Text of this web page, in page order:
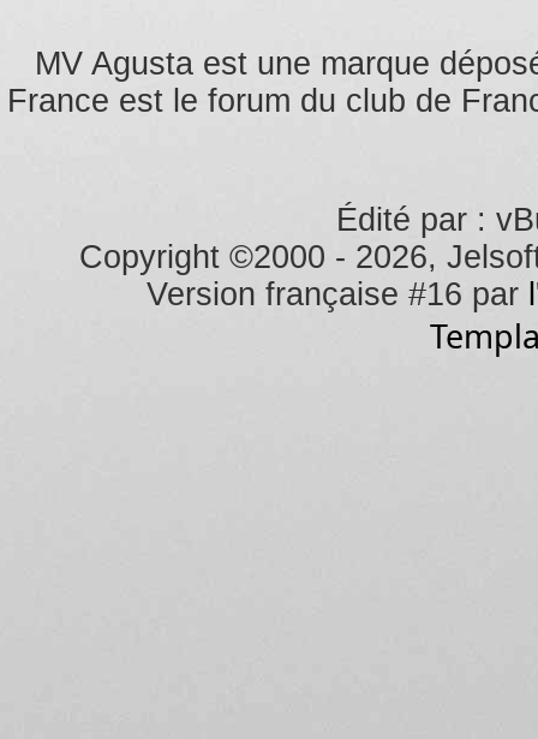
MV Agusta est une marque
France est le forum du club de
Édité par :
Copyright ©2000 - 2026,
Version française #16 par